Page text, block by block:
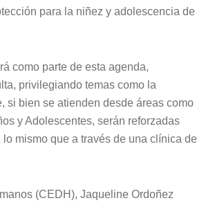
para la niñez y adolescencia de
como parte de esta agenda,
privilegiando temas como la
si bien se atienden desde áreas como
y Adolescentes, serán reforzadas
mismo que a través de una clínica de
(CEDH), Jaqueline Ordoñez